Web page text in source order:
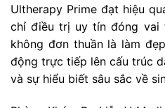
Ultherapy Prime đạt hiệu
chỉ điều trị uy tín đóng vai
không đơn thuần là làm
động trực tiếp lên cấu trúc
và sự hiểu biết sâu sắc về